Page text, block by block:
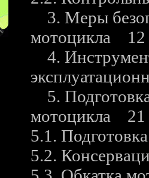
3. Меры
мотоцикла 12
4.
5.
мотоцикла 21
5.1.
5.2.